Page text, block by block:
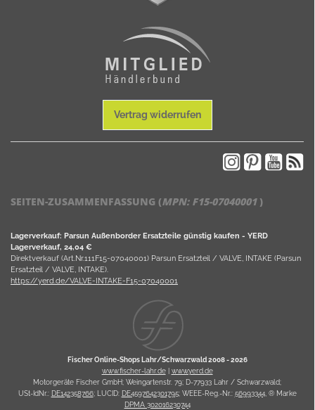
Vertrag widerrufen
SEITEN-ZUSAMMENFASSUNG (MPN: F15-07040001)
Lagerverkauf: Parsun Außenborder Ersatzteile günstig kaufen - YERD
Lagerverkauf, 24,04 €
Direktverkauf (Art.Nr.111F15-07040001) Parsun Ersatzteil / VALVE, INTAKE (Parsun
Ersatzteil / VALVE, INTAKE).
https://yerd.de/VALVE-INTAKE-F15-07040001
Fischer Online-Shops Lahr/Schwarzwald 2008 -2026
www.fischer-lahr.de| www.yerd.de
Motorgeräte Fischer GmbH; Weingartenstr. 79; D-77933 Lahr / Schwarzwald;
USt-IdNr.: DE142358766; LUCID: DE4597642301795; WEEE-Reg.-Nr.: 56993344, ® Marke
DPMA 302016230744